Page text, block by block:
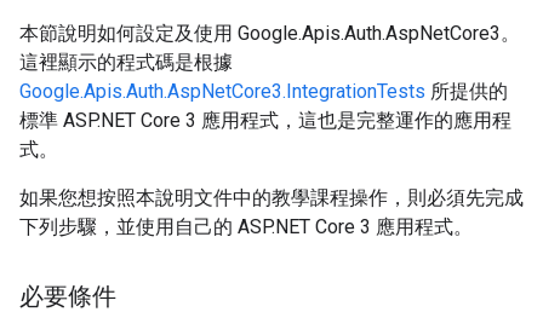
本節說明如何設定及使用 Google.Apis.Auth.AspNetCore3。
這裡顯示的程式碼是根據
Google.Apis.Auth.AspNetCore3.IntegrationTests 所提供的
標準 ASP.NET Core 3 應用程式，這也是完整運作的應用程
式。
如果您想按照本說明文件中的教學課程操作，則必須先完成
下列步驟，並使用自己的 ASP.NET Core 3 應用程式。
必要條件